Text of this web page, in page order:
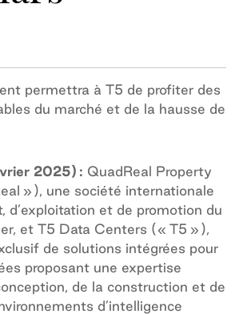
permettra à T5 de profiter des
du marché et de la hausse de
2025) : QuadReal Property
»), une société internationale
d’exploitation et de promotion du
et T5 Data Centers (« T5 »),
de solutions intégrées pour
proposant une expertise
de la construction et de
d’intelligence